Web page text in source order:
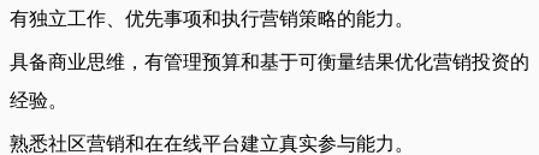
有独立工作、优先事项和执行营销策略的能力。
具备商业思维，有管理预算和基于可衡量结果优化营销投资的
经验。
熟悉社区营销和在在线平台建立真实参与能力。